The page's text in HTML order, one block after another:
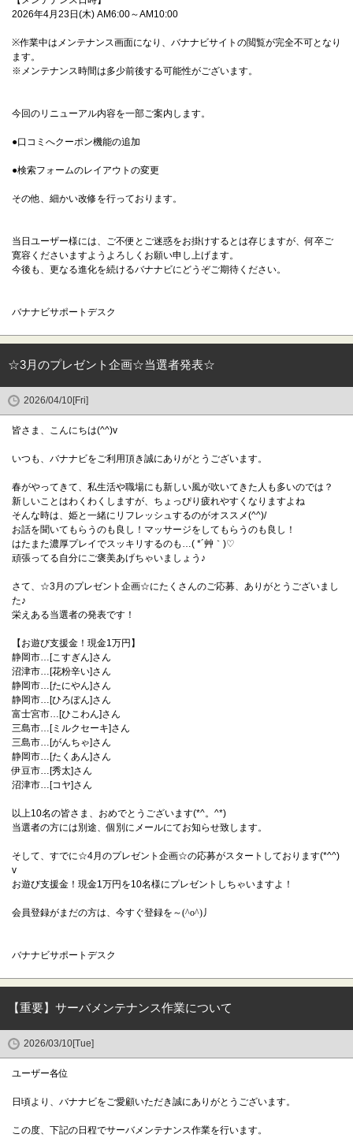
2026年4月23日(木) AM6:00～AM10:00
※作業中はメンテナンス画面になり、バナナビサイトの閲覧が完全不可となり
ます。
※メンテナンス時間は多少前後する可能性がございます。
今回のリニューアル内容を一部ご案内します。
●口コミへクーポン機能の追加
●検索フォームのレイアウトの変更
その他、細かい改修を行っております。
当日ユーザー様には、ご不便とご迷惑をお掛けするとは存じますが、何卒ご
寛容くださいますようよろしくお願い申し上げます。
今後も、更なる進化を続けるバナナビにどうぞご期待ください。
バナナビサポートデスク
☆3月のプレゼント企画☆当選者発表☆
2026/04/10[Fri]
皆さま、こんにちは(^^)v
いつも、バナナビをご利用頂き誠にありがとうございます。
春がやってきて、私生活や職場にも新しい風が吹いてきた人も多いのでは？
新しいことはわくわくしますが、ちょっぴり疲れやすくなりますよね
そんな時は、姫と一緒にリフレッシュするのがオススメ(^^)/
お話を聞いてもらうのも良し！マッサージをしてもらうのも良し！
はたまた濃厚プレイでスッキリするのも…( *´艸｀)♡
頑張ってる自分にご褒美あげちゃいましょう♪
さて、☆3月のプレゼント企画☆にたくさんのご応募、ありがとうございまし
た♪
栄えある当選者の発表です！
【お遊び支援金！現金1万円】
静岡市…[こすぎん]さん
沼津市…[花粉辛い]さん
静岡市…[たにやん]さん
静岡市…[ひろぽん]さん
富士宮市…[ひこわん]さん
三島市…[ミルクセーキ]さん
三島市…[がんちゃ]さん
静岡市…[たくあん]さん
伊豆市…[秀太]さん
沼津市…[コヤ]さん
以上10名の皆さま、おめでとうございます(*^。^*)
当選者の方には別途、個別にメールにてお知らせ致します。
そして、すでに☆4月のプレゼント企画☆の応募がスタートしております(*^^)
v
お遊び支援金！現金1万円を10名様にプレゼントしちゃいますよ！
会員登録がまだの方は、今すぐ登録を～(^o^)丿
バナナビサポートデスク
【重要】サーバメンテナンス作業について
2026/03/10[Tue]
ユーザー各位
日頃より、バナナビをご愛顧いただき誠にありがとうございます。
この度、下記の日程でサーバメンテナンス作業を行います。